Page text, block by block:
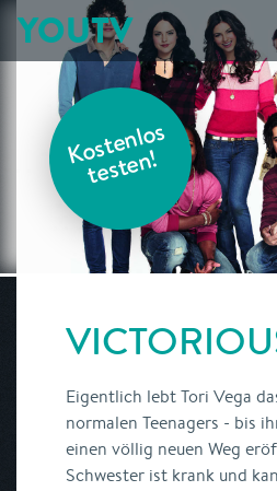
YOUTV
K
o
s
t
e
nl
o
s
t
e
s
t
e
n!
Eigentlich lebt Tori Vega
normalen Teenagers - bis
einen völlig neuen Weg
Schwester ist krank und